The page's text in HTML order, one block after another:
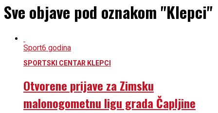
Sve objave pod oznakom "Klepci"
Sport6 godina
SPORTSKI CENTAR KLEPCI
Otvorene prijave za Zimsku
malonogometnu ligu grada Čapljine